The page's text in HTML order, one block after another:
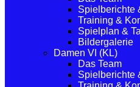
Spielberichte
Training &
Spielplan &
Bildergalerie
Damen VI (KL)
Das Team
Spielberichte